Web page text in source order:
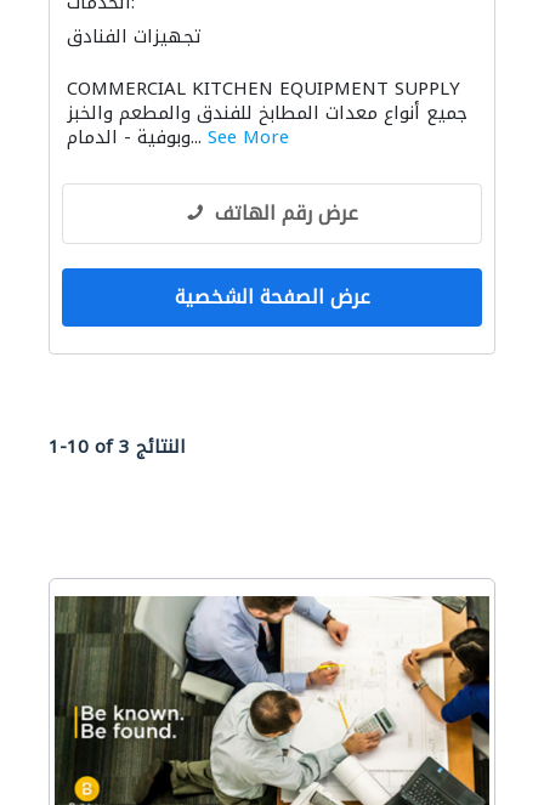
تجهيزات الفنادق
COMMERCIAL KITCHEN EQUIPMENT SUPPLY
جميع أنواع معدات المطابخ للفندق والمطعم والخبز
وبوفية - الدمام... See More
عرض رقم الهاتف
عرض الصفحة الشخصية
1-10 of 3 النتائج